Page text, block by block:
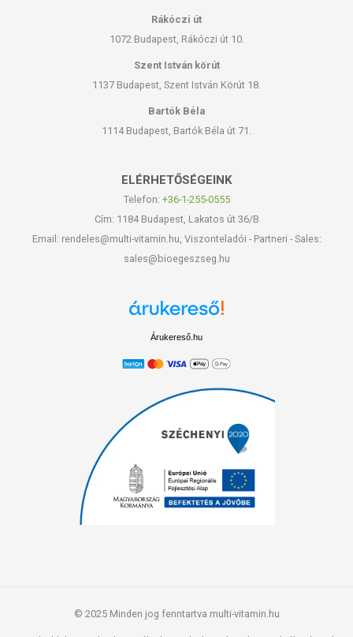
Rákóczi út
1072 Budapest, Rákóczi út 10.
Szent István körút
1137 Budapest, Szent István Körút 18.
Bartók Béla
1114 Budapest, Bartók Béla út 71.
ELÉRHETŐSÉGEINK
Telefon: +36-1-255-0555
Cím: 1184 Budapest, Lakatos út 36/B
Email: rendeles@multi-vitamin.hu, Viszonteladói - Partneri - Sales:
sales@bioegeszseg.hu
Árukereső.hu
© 2025 Minden jog fenntartva multi-vitamin.hu